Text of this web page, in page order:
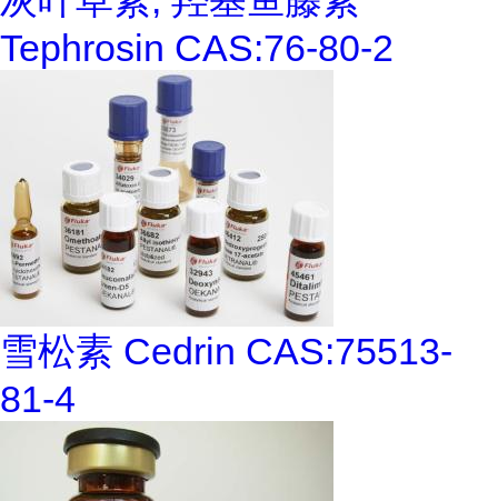
Tephrosin CAS:76-80-2
雪松素 Cedrin CAS:75513-
81-4